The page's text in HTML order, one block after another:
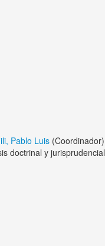
Pablo Luis(Coordinador)
doctrinal y jurisprudencial